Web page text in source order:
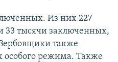
Из них 227
33 тысячи заключенных,
также
особого режима. Также